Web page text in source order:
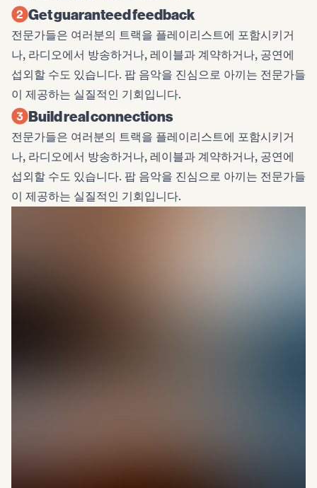
Get guaranteed feedback
전문가들은 여러분의 트랙을 플레이리스트에 포함시키거
나, 라디오에서 방송하거나, 레이블과 계약하거나, 공연에
섭외할 수도 있습니다. 팝 음악을 진심으로 아끼는 전문가들
이 제공하는 실질적인 기회입니다.
Build real connections
전문가들은 여러분의 트랙을 플레이리스트에 포함시키거
나, 라디오에서 방송하거나, 레이블과 계약하거나, 공연에
섭외할 수도 있습니다. 팝 음악을 진심으로 아끼는 전문가들
이 제공하는 실질적인 기회입니다.